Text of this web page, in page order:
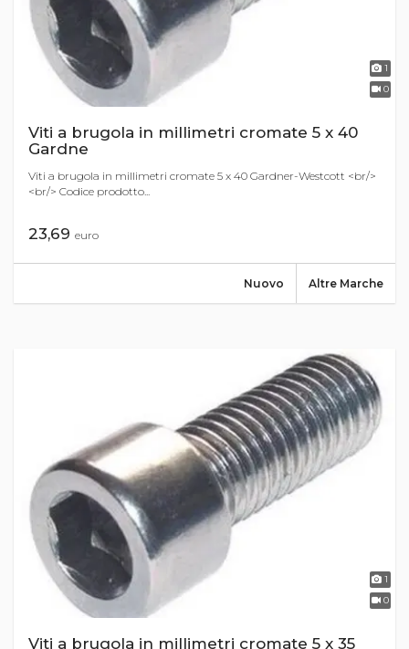
1
0
Viti a brugola in millimetri cromate 5 x 40
Gardne
Viti a brugola in millimetri cromate 5 x 40 Gardner-Westcott <br/>
<br/> Codice prodotto...
23,69 euro
Altre Marche
Nuovo
1
0
Viti a brugola in millimetri cromate 5 x 35